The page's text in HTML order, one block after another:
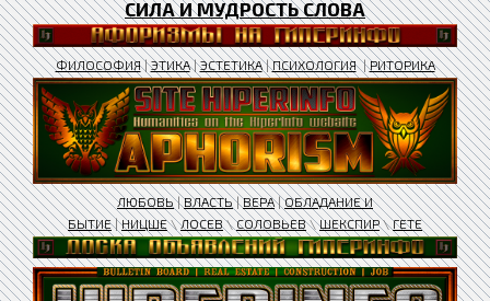
СИЛА И МУДРОСТЬ СЛОВА
ФИЛОСОФИЯ|ЭТИКА|ЭСТЕТИКА|ПСИХОЛОГИЯ|РИТОРИКА
ЛЮБОВЬ|ВЛАСТЬ|ВЕРА|ОБЛАДАНИЕ И
БЫТИЕ|НИЦШЕ\ЛОСЕВ\СОЛОВЬЕВ\ШЕКСПИР\ГЕТЕ